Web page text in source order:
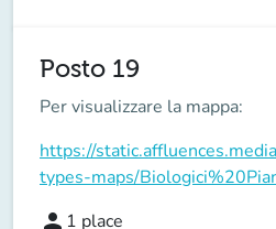
Posto 19
Per visualizzare la mappa:
https://
types-maps/
person 1 place